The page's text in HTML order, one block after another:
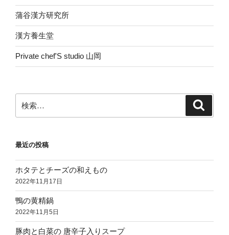
蒲谷漢方研究所
漢方養生堂
Private chef'S studio 山岡
索:
最近の投稿
ホタテとチーズの和えもの
2022年11月17日
鴨の黄精鍋
2022年11月5日
豚肉と白菜の 唐辛子入りスープ